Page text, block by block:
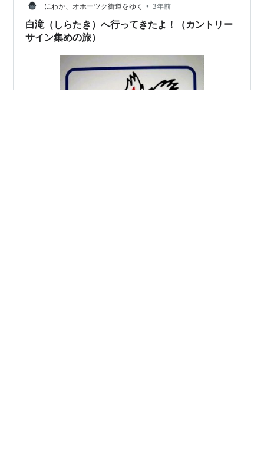
にわか、オホーツク街道をゆく • 3年前
白滝（しらたき）へ行ってきたよ！（カントリー
サイン集めの旅）